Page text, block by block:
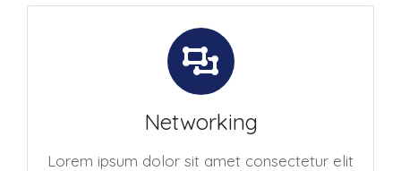
Networking
Lorem ipsum dolor sit amet consectetur elit